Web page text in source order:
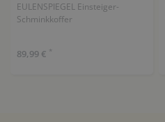
EULENSPIEGEL Einsteiger-
Schminkkoffer
89,99 € *